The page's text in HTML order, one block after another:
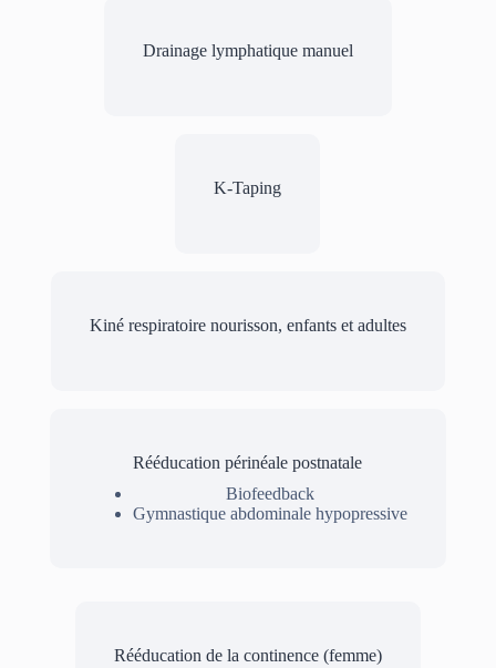
Drainage lymphatique manuel
K-Taping
Kiné respiratoire nourisson, enfants et adultes
Rééducation périnéale postnatale
Biofeedback
Gymnastique abdominale hypopressive
Rééducation de la continence (femme)